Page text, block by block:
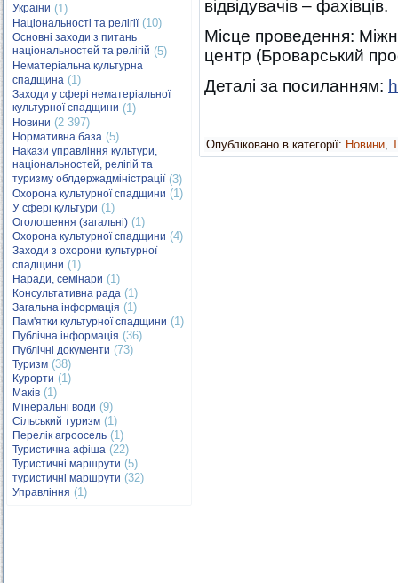
України (1)
Національності та релігії(10)
Основні заходи з питань
національностей та релігій (5)
Нематеріальна культурна
спадщина (1)
Заходи у сфері нематеріальної
культурної спадщини (1)
Новини (2 397)
Нормативна база (5)
Накази управління культури,
національностей, релігій та
туризму облдержадміністрації(3)
Охорона культурної спадщини (1)
У сфері культури (1)
Оголошення (загальні) (1)
Охорона культурної спадщини (4)
Заходи з охорони культурної
спадщини (1)
Наради, семінари (1)
Консультативна рада (1)
Загальна інформація (1)
Пам'ятки культурної спадщини (1)
Публічна інформація (36)
Публічні документи (73)
Туризм (38)
Курорти (1)
Маків (1)
Мінеральні води (9)
Сільський туризм (1)
Перелік агроосель (1)
Туристична афіша (22)
Туристичні маршрути (5)
туристичні маршрути (32)
Управління (1)
відвідувачів – фахівців.
Місце проведення:
центр (Броварський
Деталі за посиланням:
Опубліковано в категорії: Новини,